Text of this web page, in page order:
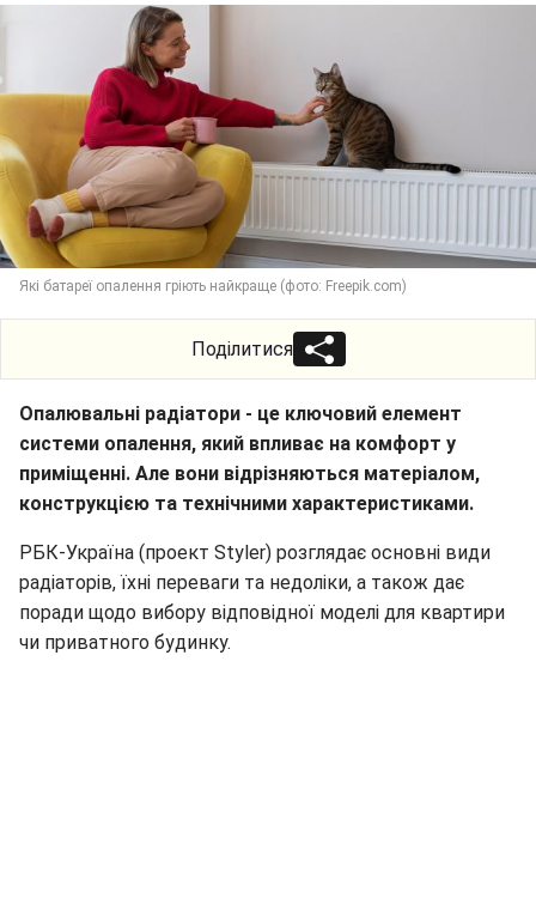
Які батареї опалення гріють найкраще (фото: Freepik.com)
Поділитися
Опалювальні радіатори - це ключовий елемент
системи опалення, який впливає на комфорт у
приміщенні. Але вони відрізняються матеріалом,
конструкцією та технічними характеристиками.
РБК-Україна (проект Styler) розглядає основні види
радіаторів, їхні переваги та недоліки, а також дає
поради щодо вибору відповідної моделі для квартири
чи приватного будинку.